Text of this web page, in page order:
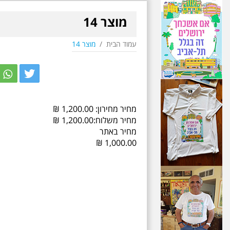
מוצר 14
עמוד הבית / מוצר 14
מחיר מחירון: 1,200.00
₪
מחיר משלוח:1,200.00
₪
מחיר באתר
1,000.00
₪